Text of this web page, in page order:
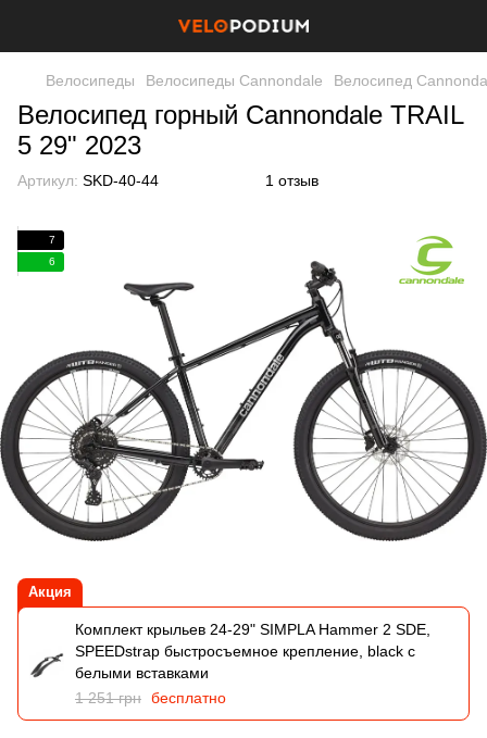
Велосипеды Велосипеды Cannondale Велосипед
Велосипед горный Cannondale TRAIL
5 29" 2023
Артикул: SKD-40-44 1 отзыв
7
6
Акция
Комплект крыльев 24-29" SIMPLA Hammer 2 SDE,
SPEEDstrap быстросъемное крепление, black с
белыми вставками
1 251 грн бесплатно